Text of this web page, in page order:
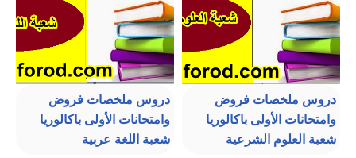
دروس ملخصات فروض
وامتحانات الأولى باكالوريا
شعبة العلوم الشرعية
دروس ملخصات فروض
وامتحانات الأولى باكالوريا
شعبة اللغة عربية